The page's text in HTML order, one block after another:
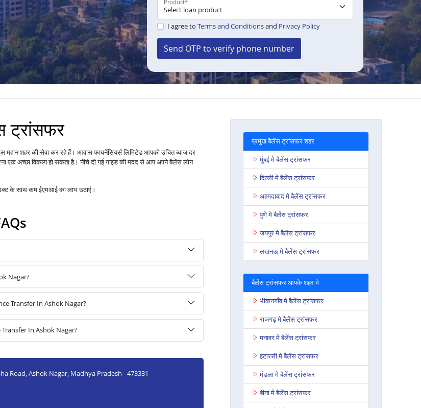
I agree to Terms and Conditionsand Privacy Policy
Send OTP to verify phone number
ट्रांसफर
महान शहर की सेवा कर रहे हैं। आवास फायनेंसियर्स लिमिटेड आपको उचित ब्याज दर
एक अच्छा विकल्प हो सकता है। नीचे दी गई गाइड की मदद से आप अपने बैलेंस लोन
के साथ कम ईएमआई का लाभ उठाएं।
Nagar?
Transfer In Ashok Nagar?
In Ashok Nagar?
Road, Ashok Nagar, Madhya Pradesh - 473331
प्रमुख बैलेंस ट्रांसफर शहर
मुंबई मे बैलेंस ट्रांसफर
दिल्ली मे बैलेंस ट्रांसफर
अहमदाबाद मे बैलेंस ट्रांसफर
पुणे मे बैलेंस ट्रांसफर
जयपुर मे बैलेंस ट्रांसफर
लखनऊ मे बैलेंस ट्रांसफर
बैलेंस ट्रांसफर आपके शहर मे
भीकनगाँव मे बैलेंस ट्रांसफर
राजगढ़ मे बैलेंस ट्रांसफर
मनावर मे बैलेंस ट्रांसफर
इटारसी मे बैलेंस ट्रांसफर
मंडला मे बैलेंस ट्रांसफर
बीना मे बैलेंस ट्रांसफर